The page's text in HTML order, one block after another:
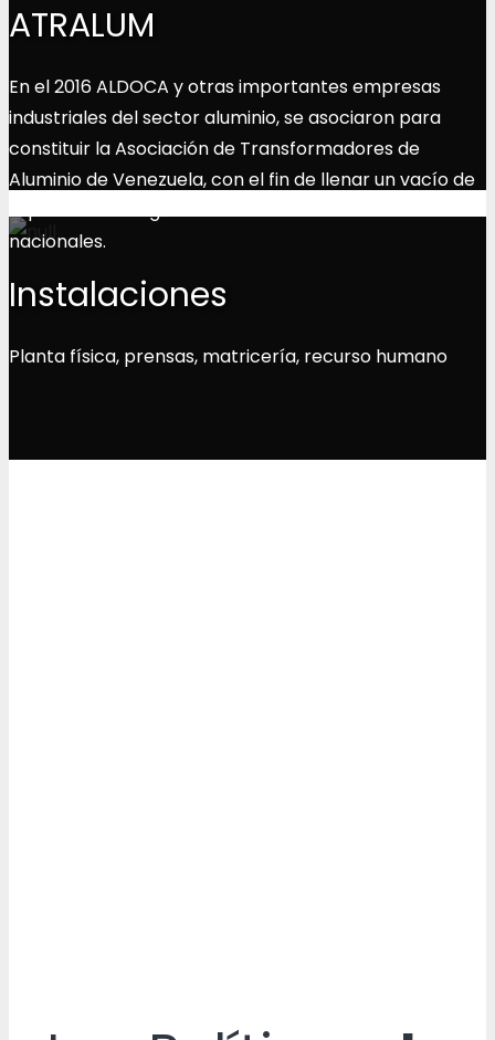
ATRALUM
En el 2016 ALDOCA y otras importantes empresas
industriales del sector aluminio, se asociaron para
constituir la Asociación de Transformadores de
Aluminio de Venezuela, con el fin de llenar un vacío de
representación gremial frente a las autoridades
nacionales.
Instalaciones
Planta física, prensas, matricería, recurso humano